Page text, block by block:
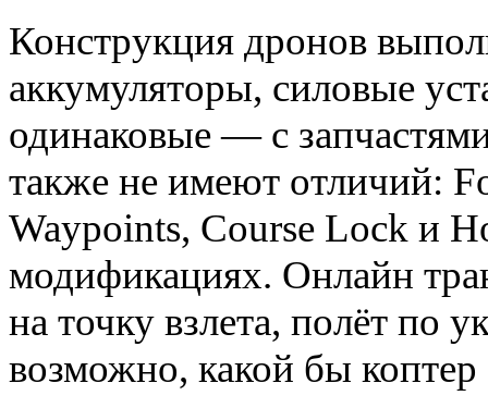
Конструкция дронов
аккумуляторы, силовые
одинаковые — с
также не имеют отличий:
Waypoints, Course Lock и
модификациях. Онлайн
на точку взлета, полёт по
возможно, какой бы